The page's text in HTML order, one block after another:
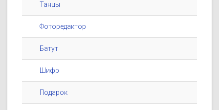
Танцы
Фоторедактор
Батут
Шифр
Подарок